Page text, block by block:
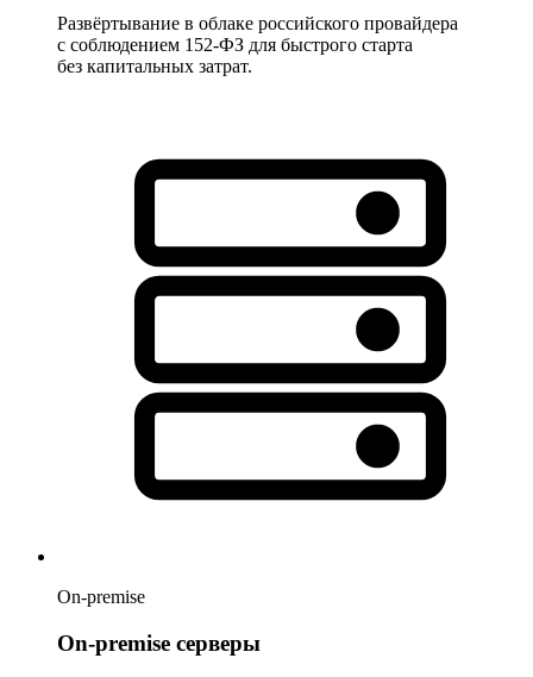
Развёртывание в облаке российского провайдера
с соблюдением 152-ФЗ для быстрого старта
без капитальных затрат.
On-premise
On-premise серверы